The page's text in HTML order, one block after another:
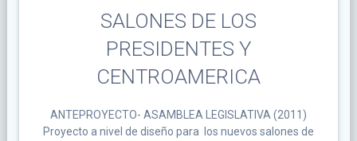
SALONES DE LOS
PRESIDENTES Y
CENTROAMERICA
ANTEPROYECTO- ASAMBLEA LEGISLATIVA (2011)
Proyecto a nivel de diseño para los nuevos salones de